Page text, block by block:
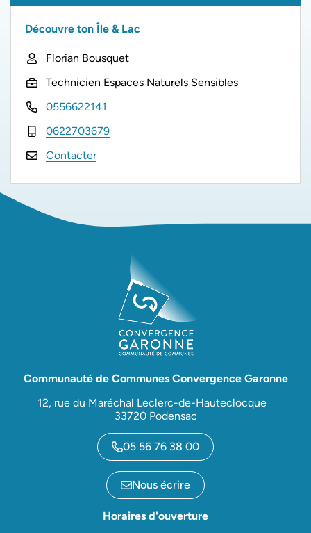
Découvre ton Île & Lac
Florian Bousquet
Technicien Espaces Naturels Sensibles
0556622141
0622703679
Contacter
Communauté de Communes Convergence Garonne
12, rue du Maréchal Leclerc-de-Hauteclocque
33720 Podensac
05 56 76 38 00
Nous écrire
Horaires d'ouverture